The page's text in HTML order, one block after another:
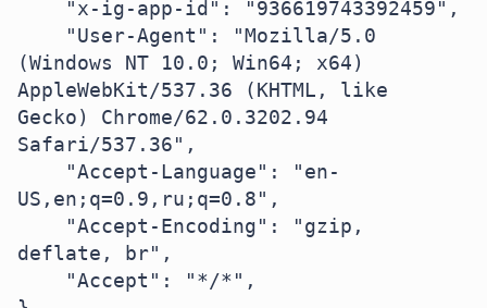
(Windows NT 10.0; Win64; x64)
AppleWebKit/537.36 (KHTML, like
Gecko) Chrome/62.0.3202.94
Safari/537.36",
US,en;q=0.9,ru;q=0.8",
deflate, br",